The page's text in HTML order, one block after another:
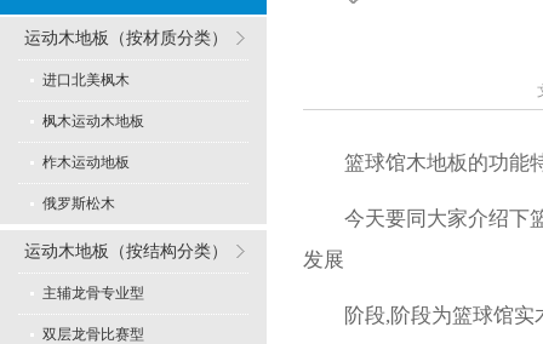
运动木地板（按材质分类）
进口北美枫木
枫木运动木地板
柞木运动地板
俄罗斯松木
运动木地板（按结构分类）
主辅龙骨专业型
双层龙骨比赛型
专业舞蹈地板型
篮球馆木地板的功能
今天要同大家介绍下篮
发展
阶段,阶段为篮球馆实木